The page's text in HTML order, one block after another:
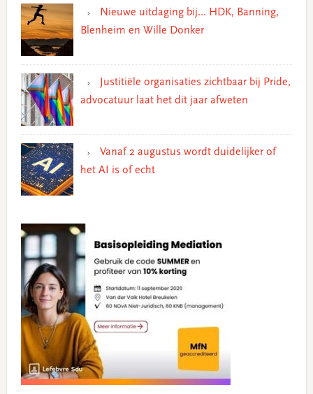
Nieuwe uitdaging bij… HDK, Banning,
Blenheim en Wille Donker
Justitiële organisaties zichtbaar bij Pride,
advocatuur laat het dit jaar afweten
Vanaf 2 augustus wordt duidelijker of
het AI is of echt